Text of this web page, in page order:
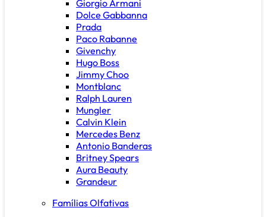
Giorgio Armani
Dolce Gabbanna
Prada
Paco Rabanne
Givenchy
Hugo Boss
Jimmy Choo
Montblanc
Ralph Lauren
Mungler
Calvin Klein
Mercedes Benz
Antonio Banderas
Britney Spears
Aura Beauty
Grandeur
Famílias Olfativas